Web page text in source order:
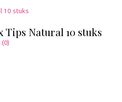
10 stuks
Natural 10 stuks
(0)